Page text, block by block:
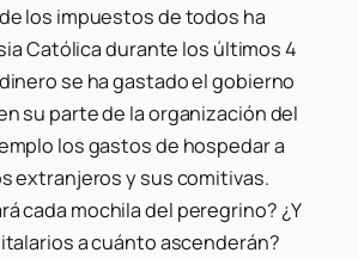
los impuestos de todos ha
Católica durante los últimos 4
se ha gastado el gobierno
su parte de la organización del
los gastos de hospedar a
extranjeros y sus comitivas.
cada mochila del peregrino? ¿Y
a cuánto ascenderán?